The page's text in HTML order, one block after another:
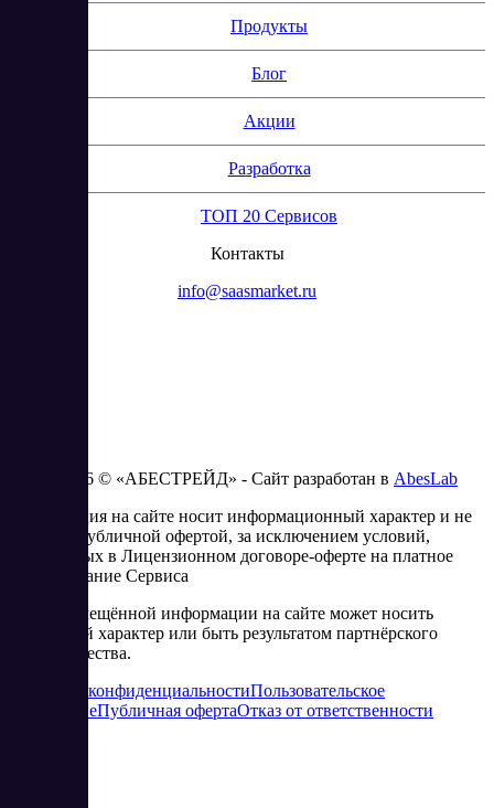
Продукты
Блог
Акции
Разработка
ТОП 20 Сервисов
Контакты
info@saasmarket.ru
2023 - 2026 © «АБЕСТРЕЙД» - Сайт разработан в AbesLab
Информация на сайте носит информационный характер и не
является публичной офертой, за исключением условий,
изложенных в Лицензионном договоре-оферте на платное
использование Сервиса
Часть размещённой информации на сайте может носить
рекламный характер или быть результатом партнёрского
сотрудничества.
Политика конфиденциальностиПользовательское
соглашениеПубличная офертаОтказ от ответственности